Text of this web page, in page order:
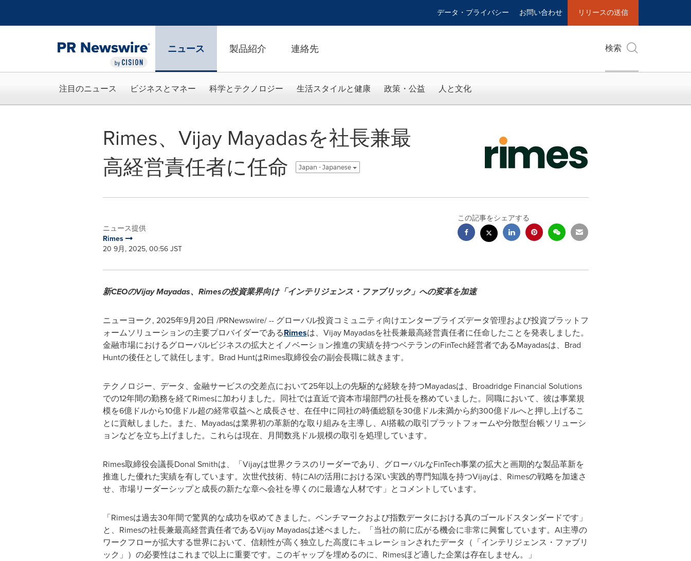
データ・プライバシー お問い合わせ リリースの送信
ニュース 製品紹介 連絡先 検索
注目のニュース ビジネスとマネー 科学とテクノロジー 生活スタイルと健康 政策・公益 人と文化
Rimes、Vijay Mayadasを社長兼最
高経営責任者に任命
Japan - Japanese
ニュース提供
Rimes
20 9月, 2025, 00:56 JST
この記事をシェアする
新CEOのVijay Mayadas、Rimesの投資業界向け「インテリジェンス・ファブリック」への変革を加速
ニューヨーク, 2025年9月20日 /PRNewswire/ -- グローバル投資コミュニティ向けエンタープライズデータ管理および投資プラットフ
ォームソリューションの主要プロバイダーであるRimesは、Vijay Mayadasを社長兼最高経営責任者に任命したことを発表しました。
金融市場におけるグローバルビジネスの拡大とイノベーション推進の実績を持つベテランのFinTech経営者であるMayadasは、Brad
Huntの後任として就任します。Brad HuntはRimes取締役会の副会長職に就きます。
テクノロジー、データ、金融サービスの交差点において25年以上の先駆的な経験を持つMayadasは、Broadridge Financial Solutions
での12年間の勤務を経てRimesに加わりました。同社では直近で資本市場部門の社長を務めていました。同職において、彼は事業規
模を6億ドルから10億ドル超の経常収益へと成長させ、在任中に同社の時価総額を30億ドル未満から約300億ドルへと押し上げるこ
とに貢献しました。また、Mayadasは業界初の革新的な取り組みを主導し、AI搭載の取引プラットフォームや分散型台帳ソリューシ
ョンなどを立ち上げました。これらは現在、月間数兆ドル規模の取引を処理しています。
Rimes取締役会議長Donal Smithは、「Vijayは世界クラスのリーダーであり、グローバルなFinTech事業の拡大と画期的な製品革新を
推進した優れた実績を有しています。次世代技術、特にAIの活用における深い実践的専門知識を持つVijayは、Rimesの戦略を加速さ
せ、市場リーダーシップと成長の新たな章へ会社を導くのに最適な人材です」とコメントしています。
「Rimesは過去30年間で驚異的な成功を収めてきました。ベンチマークおよび指数データにおける真のゴールドスタンダードです」
と、Rimesの社長兼最高経営責任者であるVijay Mayadasは述べました。「当社の前に広がる機会に非常に興奮しています。AI主導の
ワークフローが拡大する世界において、信頼性が高く独立した高度にキュレーションされたデータ（「インテリジェンス・ファブリ
ック」）の必要性はこれまで以上に重要です。このギャップを埋めるのに、Rimesほど適した企業は存在しません。」